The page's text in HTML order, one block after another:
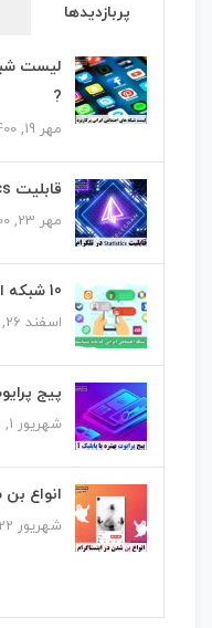
پربازدیدها
لیست
?
مهر 19, 1400
قابلیت Statistics در تلگرام ?
مهر 23, 1400
10 شبکه اجتماعی ایرانی که باید بشناسید
اسفند 26, 1403
پیج
شهریور 1, 1399
انواع
شهریور 22, 1399